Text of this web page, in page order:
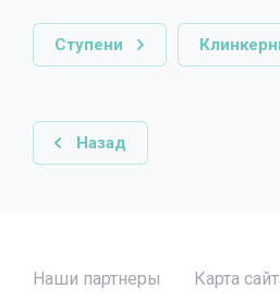
Ступени
Назад
Наши партнеры Карта